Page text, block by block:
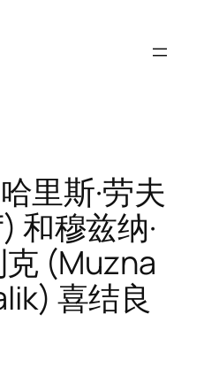
里斯·劳夫
和穆兹纳·
克 (Muzna
喜结良